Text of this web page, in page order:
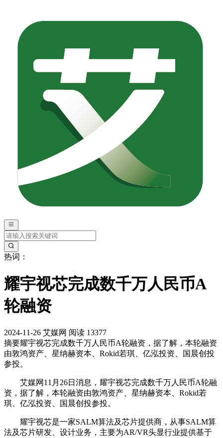
热词：
耀宇视芯完成数千万人民币A
轮融资
2024-11-26 艾媒网 阅读 13377
摘要耀宇视芯完成数千万人民币A轮融资，据了解，本轮融资
由敦鸿资产、星纳赫资本、Rokid若琪、亿泓投资、国晨创投
参投。
艾媒网11月26日消息，耀宇视芯完成数千万人民币A轮融
资，据了解，本轮融资由敦鸿资产、星纳赫资本、Rokid若
琪、亿泓投资、国晨创投参投。
耀宇视芯是一家SALM算法及芯片提供商，从事SALM算
法及芯片研发、设计业务，主要为AR/VR头显行业提供基于